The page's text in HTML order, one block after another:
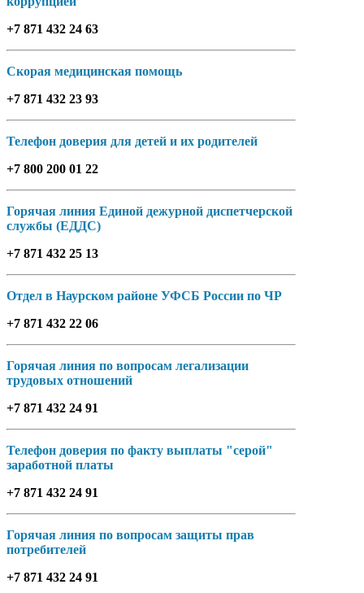
+7 871 432 24 63
Скорая медицинская помощь
+7 871 432 23 93
Телефон доверия для детей и их родителей
+7 800 200 01 22
Горячая линия Единой дежурной диспетчерской
службы (ЕДДС)
+7 871 432 25 13
Отдел в Наурском районе УФСБ России по ЧР
+7 871 432 22 06
Горячая линия по вопросам легализации
трудовых отношений
+7 871 432 24 91
Телефон доверия по факту выплаты "серой"
заработной платы
+7 871 432 24 91
Горячая линия по вопросам защиты прав
потребителей
+7 871 432 24 91